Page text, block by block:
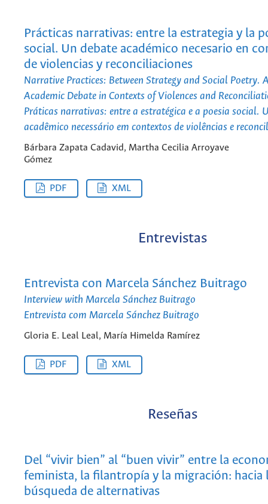
Prácticas narrativas: entre la estrategia y la
social. Un debate académico necesario en
de violencias y reconciliaciones
Narrative Practices: Between Strategy and Social Poetry.
Academic Debate in Contexts of Violences and
Práticas narrativas: entre a estratégica e a poesia social.
acadêmico necessário em contextos de violências e
Bárbara Zapata Cadavid, Martha Cecilia Arroyave
Gómez
PDF XML
Entrevistas
Entrevista con Marcela Sánchez Buitrago
Interview with Marcela Sánchez Buitrago
Entrevista com Marcela Sánchez Buitrago
Gloria E. Leal Leal, María Himelda Ramírez
PDF XML
Reseñas
Del “vivir bien” al “buen vivir” entre la
feminista, la filantropía y la migración: hacia
búsqueda de alternativas